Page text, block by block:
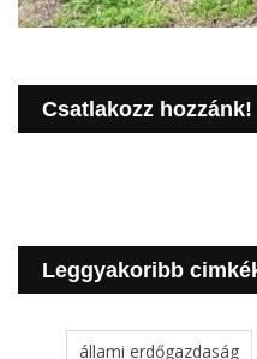
Csatlakozz hozzánk!
Leggyakoribb
állami erdőgazdaság